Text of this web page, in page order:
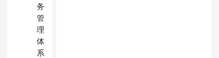
务
管
理
体
系